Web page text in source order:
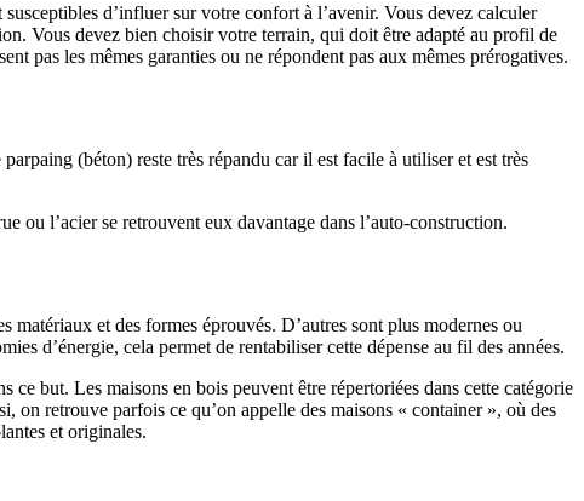
d’influer sur votre confort à l’avenir. Vous devez calculer
Vous devez bien choisir votre terrain, qui doit être adapté au profil de
pas les mêmes garanties ou ne répondent pas aux mêmes prérogatives.
(béton) reste très répandu car il est facile à utiliser et est très
ou l’acier se retrouvent eux davantage dans l’auto-construction.
et des formes éprouvés. D’autres sont plus modernes ou
d’énergie, cela permet de rentabiliser cette dépense au fil des années.
ce but. Les maisons en bois peuvent être répertoriées dans cette catégorie
on retrouve parfois ce qu’on appelle des maisons « container », où des
et originales.